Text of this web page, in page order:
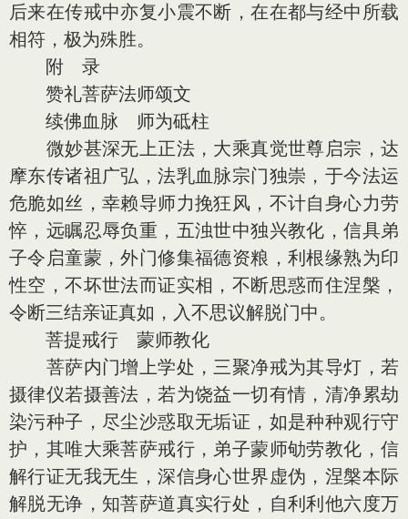
后来在传戒中亦复小震不断，在在都与经中所载
相符，极为殊胜。
附 录
赞礼菩萨法师颂文
续佛血脉 师为砥柱
微妙甚深无上正法，大乘真觉世尊启宗，达
摩东传诸祖广弘，法乳血脉宗门独崇，于今法运
危脆如丝，幸赖导师力挽狂风，不计自身心力劳
悴，远瞩忍辱负重，五浊世中独兴教化，信具弟
子令启童蒙，外门修集福德资粮，利根缘熟为印
性空，不坏世法而证实相，不断思惑而住涅槃，
令断三结亲证真如，入不思议解脱门中。
菩提戒行 蒙师教化
菩萨内门增上学处，三聚净戒为其导灯，若
摄律仪若摄善法，若为饶益一切有情，清净累劫
染污种子，尽尘沙惑取无垢证，如是种种观行守
护，其唯大乘菩萨戒行，弟子蒙师劬劳教化，信
解行证无我无生，深信身心世界虚伪，涅槃本际
解脱无诤，知菩萨道真实行处，自利利他六度万